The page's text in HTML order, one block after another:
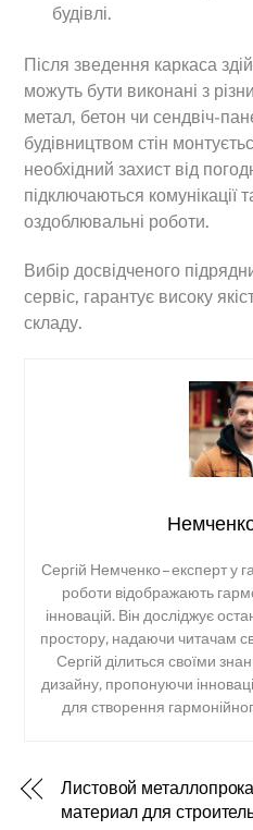
будівлі.
Після зведення каркаса
можуть бути виконані з
метал, бетон чи сендвіч-
будівництвом стін
необхідний захист від
підключаються комунікації
оздоблювальні роботи.
Вибір досвідченого
сервіс, гарантує високу
складу.
Сергій Немченко – експерт у
роботи відображають
інновацій. Він досліджує
простору, надаючи читачам
Сергій ділиться своїми
дизайну, пропонуючи
для створення
Листовой
материал для